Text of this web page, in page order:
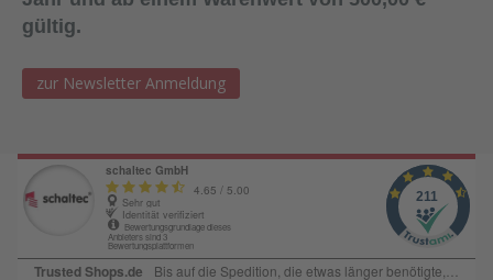
gültig.
zur Newsletter Anmeldung